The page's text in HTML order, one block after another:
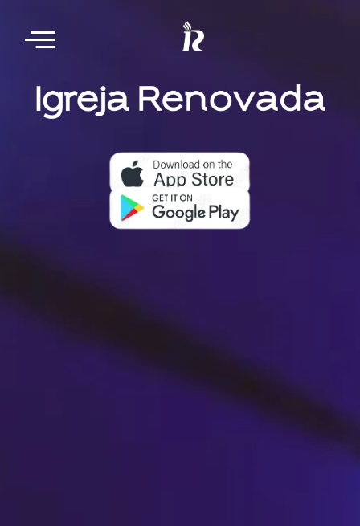
Nosso aplicativo